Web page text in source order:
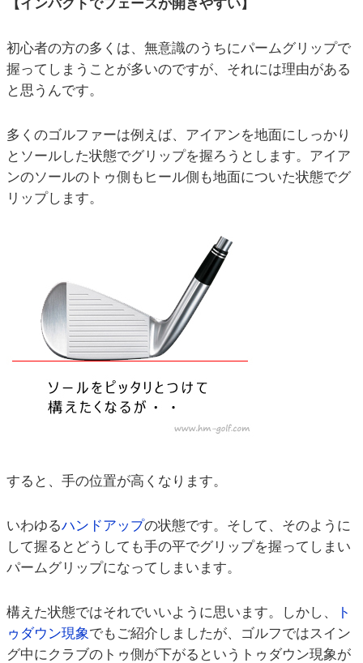
【インパクトでフェースが開きやすい】
初心者の方の多くは、無意識のうちにパームグリップで
握ってしまうことが多いのですが、それには理由がある
と思うんです。
多くのゴルファーは例えば、アイアンを地面にしっかり
とソールした状態でグリップを握ろうとします。アイア
ンのソールのトゥ側もヒール側も地面についた状態でグ
リップします。
すると、手の位置が高くなります。
いわゆるハンドアップの状態です。そして、そのように
して握るとどうしても手の平でグリップを握ってしまい
パームグリップになってしまいます。
構えた状態ではそれでいいように思います。しかし、
ト
ゥダウン現象でもご紹介しましたが、ゴルフではスイン
グ中にクラブのトゥ側が下がるというトゥダウン現象が